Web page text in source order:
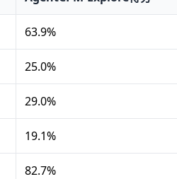
63.9%
25.0%
29.0%
19.1%
82.7%